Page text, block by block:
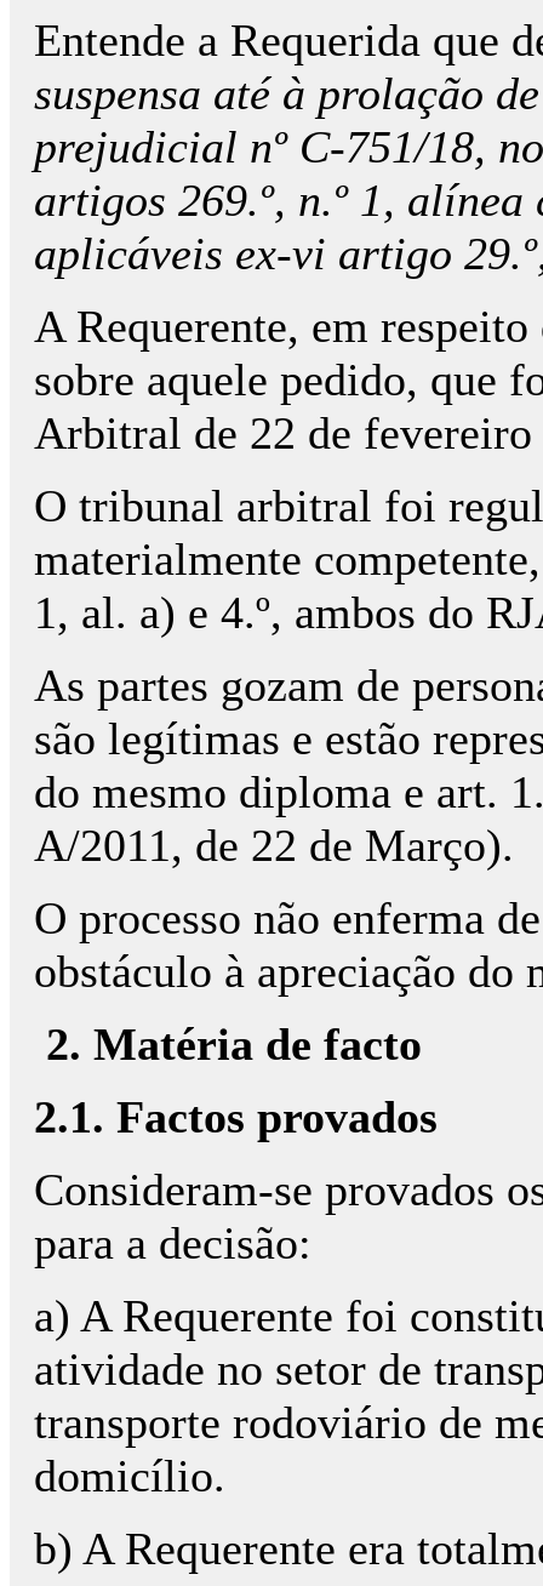
Entende a Requerida que
suspensa até à prolação
prejudicial nº C-751/18,
artigos 269.º, n.º 1, alínea
aplicáveis ex-vi artigo
A Requerente, em
sobre aquele pedido, que
Arbitral de 22 de fevereiro
O tribunal arbitral foi
materialmente
1, al. a) e 4.º, ambos do
As partes gozam de
são legítimas e estão
do mesmo diploma e art.
A/2011, de 22 de Março).
O processo não enferma
obstáculo à apreciação do
2. Matéria de facto
2.1. Factos provados
Consideram-se provados
para a decisão:
a) A Requerente foi
atividade no setor de
transporte rodoviário de
domicílio.
b) A Requerente era